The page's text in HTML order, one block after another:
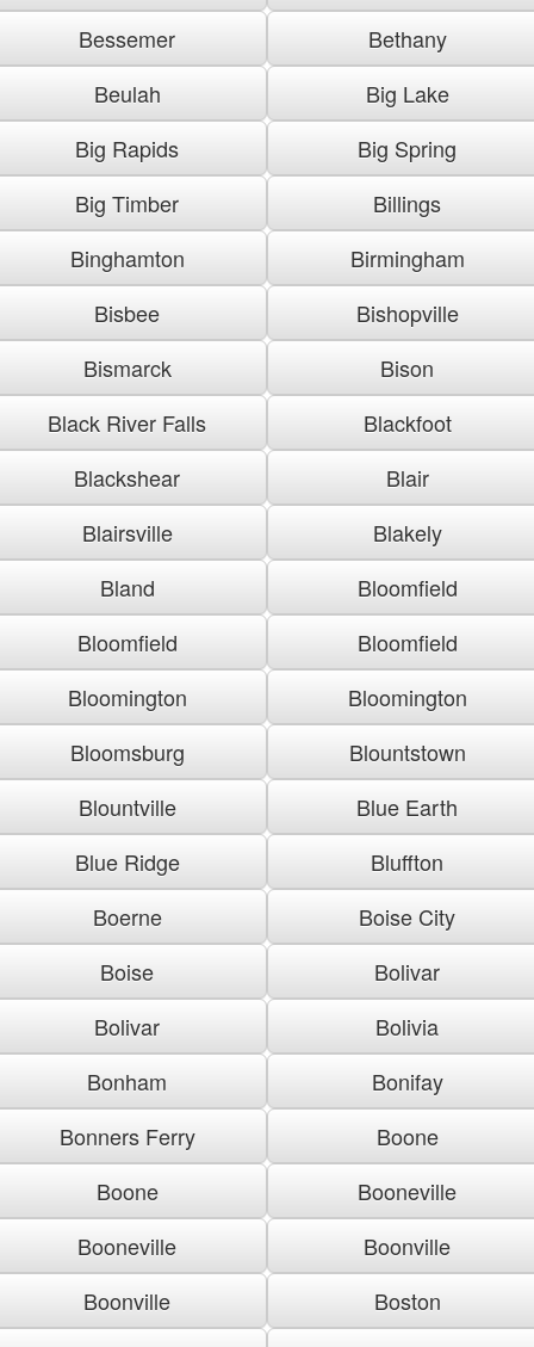
Bessemer
Bethany
Beulah
Big Lake
Big Rapids
Big Spring
Big Timber
Billings
Binghamton
Birmingham
Bisbee
Bishopville
Bismarck
Bison
Black River Falls
Blackfoot
Blackshear
Blair
Blairsville
Blakely
Bland
Bloomfield
Bloomfield
Bloomfield
Bloomington
Bloomington
Bloomsburg
Blountstown
Blountville
Blue Earth
Blue Ridge
Bluffton
Boerne
Boise City
Boise
Bolivar
Bolivar
Bolivia
Bonham
Bonifay
Bonners Ferry
Boone
Boone
Booneville
Booneville
Boonville
Boonville
Boston